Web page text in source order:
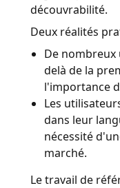
découvrabilité.
Deux réalités
De nombreux
delà de la
l'importance
Les
dans leur
nécessité
marché.
Le travail de